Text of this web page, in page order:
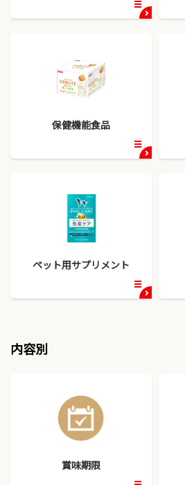
開
く
保健機能食品
開
く
ペット用サプリメント
開
く
内容別
賞味期限